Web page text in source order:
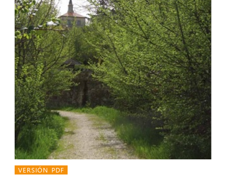
VERSIÓN PDF